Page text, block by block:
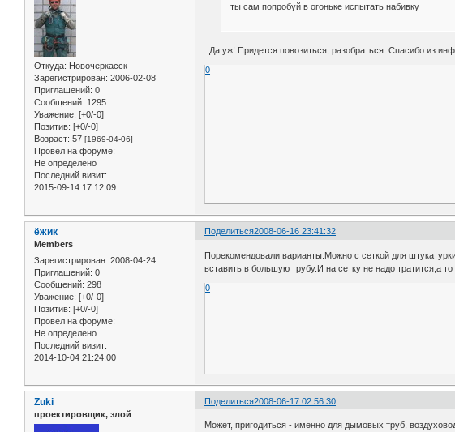
Откуда: Новочеркасск
Зарегистрирован: 2006-02-08
Приглашений: 0
Сообщений: 1295
Уважение: [+0/-0]
Позитив: [+0/-0]
Возраст: 57 [1969-04-06]
Провел на форуме:
Не определено
Последний визит:
2015-09-14 17:12:09
ты сам попробуй в огоньке испытать набивку
Да уж! Придется повозиться, разобраться. Спасибо из
0
Поделиться2008-06-16 23:41:32
ёжик
Members
Зарегистрирован: 2008-04-24
Приглашений: 0
Сообщений: 298
Уважение: [+0/-0]
Позитив: [+0/-0]
Провел на форуме:
Не определено
Последний визит:
2014-10-04 21:24:00
Порекомендовали варианты.Можно с сеткой для
вставить в большую трубу.И на сетку не надо тратится,а
0
Поделиться2008-06-17 02:56:30
Zuki
проектировщик, злой
Может, пригодиться - именно для дымовых труб,